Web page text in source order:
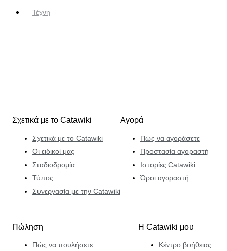
Τέχνη
Σχετικά με το Catawiki
Σχετικά με το Catawiki
Οι ειδικοί μας
Σταδιοδρομία
Τύπος
Συνεργασία με την Catawiki
Αγορά
Πώς να αγοράσετε
Προστασία αγοραστή
Ιστορίες Catawiki
Όροι αγοραστή
Πώληση
Πώς να πουλήσετε
Η Catawiki μου
Κέντρο βοήθειας